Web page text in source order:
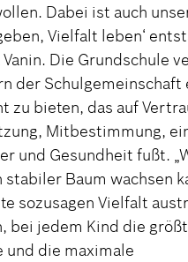
Dabei ist auch
Vielfalt leben‘
Die Grundschule
der Schulgemeinschaft
zu bieten, das auf
Mitbestimmung,
und Gesundheit fußt.
stabiler Baum wachsen
sozusagen Vielfalt
bei jedem Kind die
und die maximale